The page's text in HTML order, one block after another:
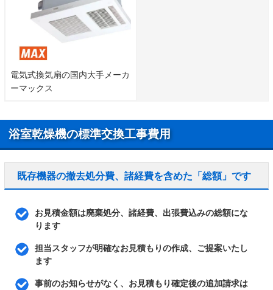
電気式換気扇の国内大手メーカ
ーマックス
浴室乾燥機の標準交換工事費用
既存機器の撤去処分費、諸経費を含めた「総額」です
お見積金額は廃棄処分、諸経費、出張費込みの総額にな
ります
担当スタッフが明確なお見積もりの作成、ご提案いたし
ます
事前のお知らせがなく、お見積もり確定後の追加請求は